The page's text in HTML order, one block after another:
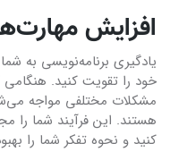
افزایش
یادگیری برنامه‌نویسی به
خود را تقویت کنید.
مشکلات مختلفی مواجه
هستند. این فرآیند شما را
کنید و نحوه تفکر شما را